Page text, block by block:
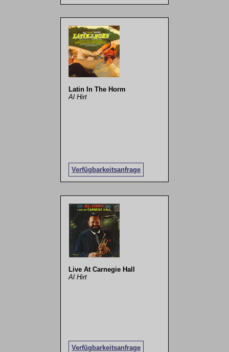
Latin In The Horm
Al Hirt
Verfügbarkeitsanfrage
Live At Carnegie Hall
Al Hirt
Verfügbarkeitsanfrage